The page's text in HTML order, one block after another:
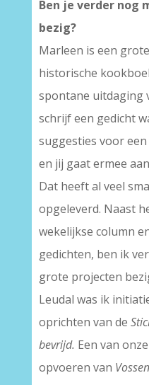
Ben je verder nog
bezig?
Marleen is een
historische
spontane uitdaging
schrijf een gedicht
suggesties voor
en jij gaat ermee
Dat heeft al veel
opgeleverd. Naast
wekelijkse column
gedichten, ben ik
grote projecten
Leudal was ik
oprichten van de
bevrijd. Een van
opvoeren van